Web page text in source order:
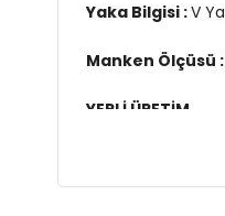
Yaka Bilgisi :V
Manken Ölçüsü :
YERLİ ÜRETİM